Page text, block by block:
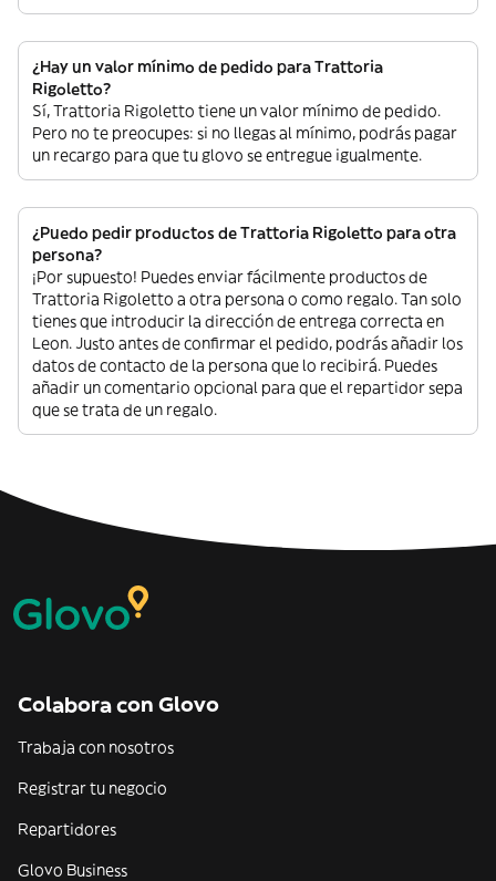
¿Hay un valor mínimo de pedido para Trattoria
Rigoletto?
Sí, Trattoria Rigoletto tiene un valor mínimo de pedido.
Pero no te preocupes: si no llegas al mínimo, podrás pagar
un recargo para que tu glovo se entregue igualmente.
¿Puedo pedir productos de Trattoria Rigoletto para otra
persona?
¡Por supuesto! Puedes enviar fácilmente productos de
Trattoria Rigoletto a otra persona o como regalo. Tan solo
tienes que introducir la dirección de entrega correcta en
Leon. Justo antes de confirmar el pedido, podrás añadir los
datos de contacto de la persona que lo recibirá. Puedes
añadir un comentario opcional para que el repartidor sepa
que se trata de un regalo.
Colabora con Glovo
Trabaja con nosotros
Registrar tu negocio
Repartidores
Glovo Business